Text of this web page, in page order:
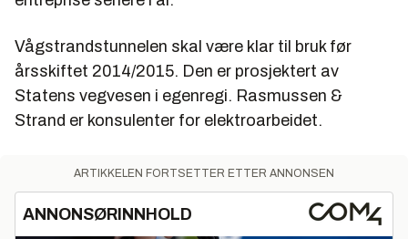
Vågstrandstunnelen skal være klar til bruk før
årsskiftet 2014/2015. Den er prosjektert av
Statens vegvesen i egenregi. Rasmussen &
Strand er konsulenter for elektroarbeidet.
ARTIKKELEN FORTSETTER ETTER ANNONSEN
ANNONSØRINNHOLD